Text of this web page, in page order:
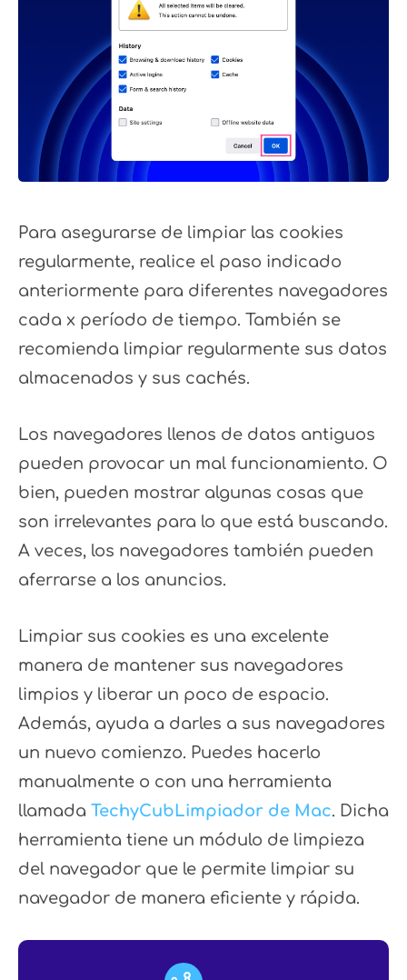
Para asegurarse de limpiar las cookies
regularmente, realice el paso indicado
anteriormente para diferentes navegadores
cada x período de tiempo. También se
recomienda limpiar regularmente sus datos
almacenados y sus cachés.
Los navegadores llenos de datos antiguos
pueden provocar un mal funcionamiento. O
bien, pueden mostrar algunas cosas que
son irrelevantes para lo que está buscando.
A veces, los navegadores también pueden
aferrarse a los anuncios.
Limpiar sus cookies es una excelente
manera de mantener sus navegadores
limpios y liberar un poco de espacio.
Además, ayuda a darles a sus navegadores
un nuevo comienzo. Puedes hacerlo
manualmente o con una herramienta
llamada TechyCubLimpiador de Mac. Dicha
herramienta tiene un módulo de limpieza
del navegador que le permite limpiar su
navegador de manera eficiente y rápida.